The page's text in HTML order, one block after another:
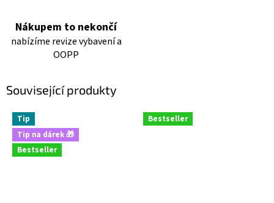
Nákupem to nekončí
nabízíme revize vybavení a
OOPP
Související produkty
Tip
Tip na dárek 🎁
Bestseller
Bestseller